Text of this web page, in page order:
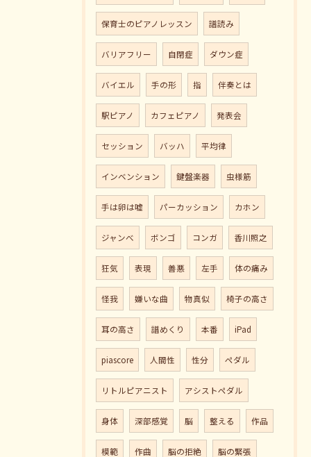
保育士のピアノレッスン 譜読み
バリアフリー 自閉症 ダウン症
バイエル 手の形 指 伴奏とは
駅ピアノ カフェピアノ 発表会
セッション バッハ 平均律
インベンション 鍵盤楽器 虫様筋
手は卵は嘘 パーカッション カホン
ジャンべ ボンゴ コンガ 香川照之
狂気 表現 善悪 左手 体の痛み
怪我 嫌いな曲 物真似 椅子の高さ
耳の高さ 譜めくり 本番 iPad
piascore 人間性 性分 ペダル
リトルピアニスト アシストペダル
身体 深部感覚 脳 整える 作品
模範 作曲 脳の拒絶 脳の緊張